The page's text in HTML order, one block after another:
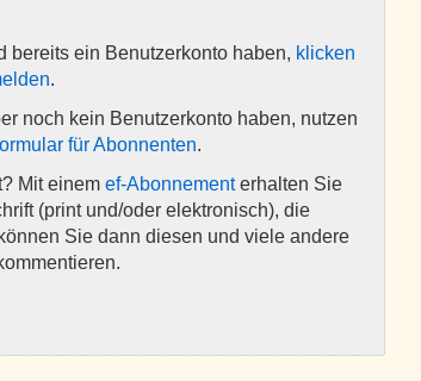
bereits ein Benutzerkonto haben, klicken
.
noch kein Benutzerkonto haben, nutzen
für Abonnenten.
Mit einem ef-Abonnementerhalten Sie
(print und/oder elektronisch), die
Sie dann diesen und viele andere